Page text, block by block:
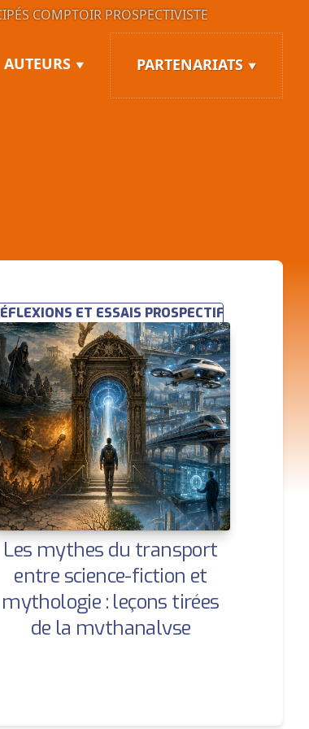
COMPTOIR PROSPECTIVISTE
AUTEURS PARTENARIATS
ET ESSAIS PROSPECTIFS
Les mythes du transport
entre science-fiction et
mythologie : leçons tirées
de la mythanalyse